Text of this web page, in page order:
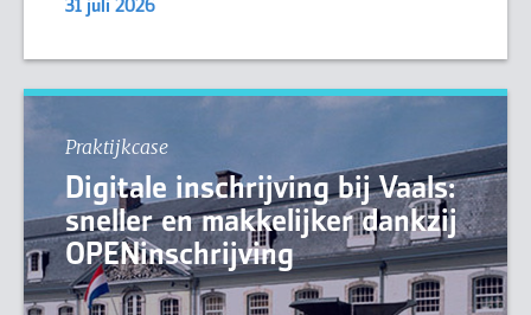
31 juli 2026
Praktijkcase
Digitale inschrijving bij Vaals:
sneller en makkelijker dankzij
OPENinschrijving